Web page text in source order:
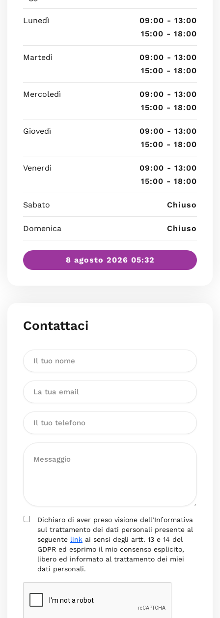
Lunedì
09:00 - 13:00
15:00 - 18:00
Martedì
09:00 - 13:00
15:00 - 18:00
Mercoledì
09:00 - 13:00
15:00 - 18:00
Giovedì
09:00 - 13:00
15:00 - 18:00
Venerdì
09:00 - 13:00
15:00 - 18:00
Sabato Chiuso
Domenica Chiuso
8 agosto 2026 05:32
Contattaci
Dichiaro di aver preso visione dell’Informativa
sul trattamento dei dati personali presente al
seguente link ai sensi degli artt. 13 e 14 del
GDPR ed esprimo il mio consenso esplicito,
libero ed informato al trattamento dei miei
dati personali.